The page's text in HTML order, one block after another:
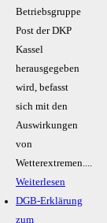
Betriebsgruppe
Post der DKP
Kassel
herausgegeben
wird, befasst
sich mit den
Auswirkungen
von
Wetterextremen....
Weiterlesen
DGB-Erklärung
zum